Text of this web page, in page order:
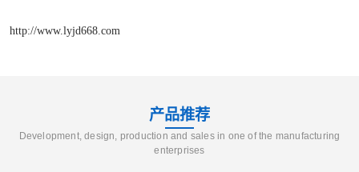
http://www.lyjd668.com
产品推荐
Development, design, production and sales in one of the manufacturing
enterprises